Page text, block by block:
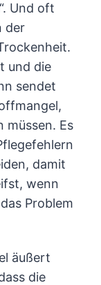
Und oft
der
und die
sendet
müssen. Es
damit
wenn
Problem
äußert
die